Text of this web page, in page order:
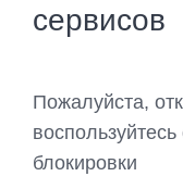
сервисов
Пожалуйста,
блокировки